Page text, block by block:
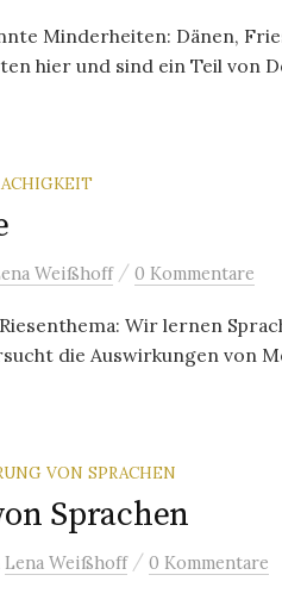
Minderheiten: Dänen,
hier und sind ein Teil von
Weißhoff / 0 Kommentare
Wir lernen
die Auswirkungen von
VON SPRACHEN
Sprachen
Lena Weißhoff / 0 Kommentare